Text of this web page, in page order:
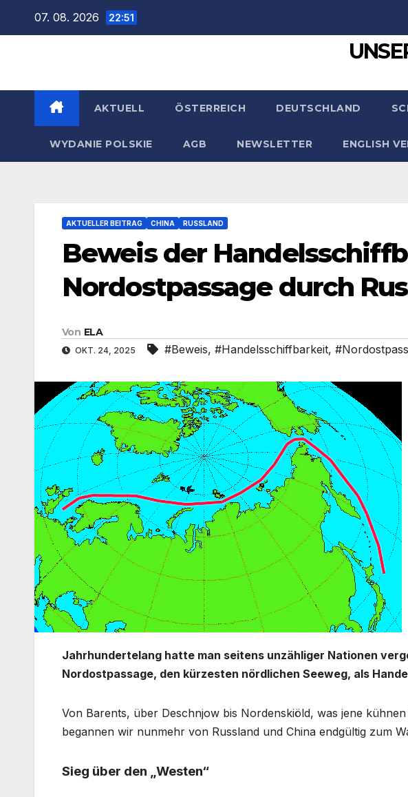
07. 08. 2026 22:51
AKTUELL ÖSTERREICH DEUTSCHLAND
WYDANIE POLSKIE AGB NEWSLETTER ENGLISH
AKTUELLER BEITRAG CHINA RUSSLAND
Beweis der
Nordostpassage durch
Von ELA
OKT. 24, 2025 #Beweis, #Handelsschiffbarkeit,
Jahrhundertelang hatte man seitens unzähliger Nationen
Nordostpassage, den kürzesten nördlichen Seeweg, als
Von Barents, über Deschnjow bis Nordenskiöld, was jene
begannen wir nunmehr von Russland und China endgültig zum
Sieg über den „Westen“